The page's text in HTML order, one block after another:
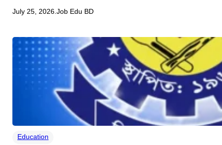
July 25, 2026 .Job Edu BD
Education